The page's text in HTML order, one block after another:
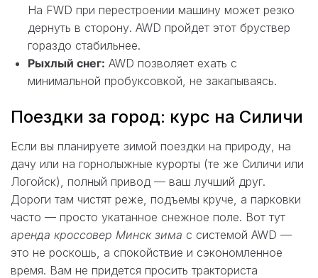
На FWD при перестроении машину может резко
дернуть в сторону. AWD пройдет этот бруствер
гораздо стабильнее.
Рыхлый снег: AWD позволяет ехать с
минимальной пробуксовкой, не закапываясь.
Поездки за город: курс на Силичи
Если вы планируете зимой поездки на природу, на
дачу или на горнолыжные курорты (те же Силичи или
Логойск), полный привод — ваш лучший друг.
Дороги там чистят реже, подъемы круче, а парковки
часто — просто укатанное снежное поле. Вот тут
аренда кроссовер Минск зима с системой AWD —
это не роскошь, а спокойствие и сэкономленное
время. Вам не придется просить тракториста